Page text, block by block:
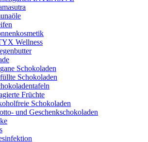
Wellness
Schokoladen
Schokoladen
Früchte
Schokoladen
und Geschenkschokoladen